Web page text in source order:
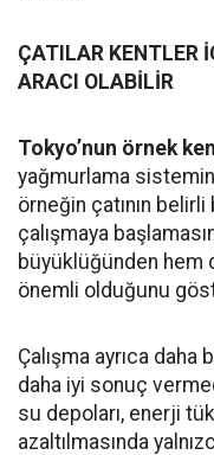
ÇATILAR KENTLER
ARACI OLABİLİR
Tokyo’nun örnek
yağmurlama
örneğin çatının belirli
çalışmaya
büyüklüğünden hem
önemli olduğunu
Çalışma ayrıca
daha iyi sonuç
su depoları, enerji
azaltılmasında